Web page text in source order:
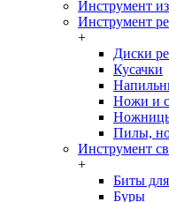
Инструмент
Инструмент
+
Диски
Кусачки
Ножи и
Пилы,
Инструмент
+
Биты
Буры